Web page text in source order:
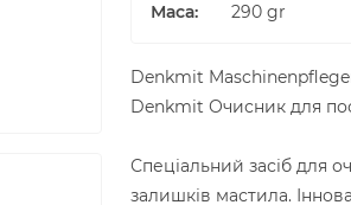
Маса: 290 gr
Denkmit
Denkmit Очисник для
Спеціальний засіб для
залишків мастила.